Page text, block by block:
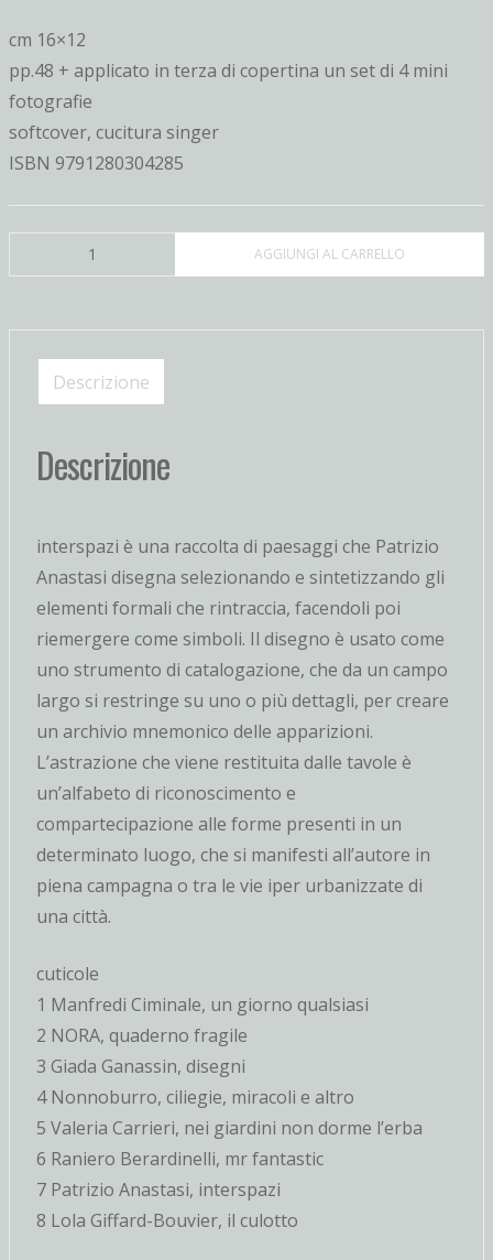
cm 16×12
pp.48 + applicato in terza di copertina un set di 4 mini
fotografie
softcover, cucitura singer
ISBN 9791280304285
AGGIUNGI AL CARRELLO
Descrizione
Descrizione
interspazi è una raccolta di paesaggi che Patrizio
Anastasi disegna selezionando e sintetizzando gli
elementi formali che rintraccia, facendoli poi
riemergere come simboli. Il disegno è usato come
uno strumento di catalogazione, che da un campo
largo si restringe su uno o più dettagli, per creare
un archivio mnemonico delle apparizioni.
L’astrazione che viene restituita dalle tavole è
un’alfabeto di riconoscimento e
compartecipazione alle forme presenti in un
determinato luogo, che si manifesti all’autore in
piena campagna o tra le vie iper urbanizzate di
una città.
cuticole
1 Manfredi Ciminale, un giorno qualsiasi
2 NORA, quaderno fragile
3 Giada Ganassin, disegni
4 Nonnoburro, ciliegie, miracoli e altro
5 Valeria Carrieri, nei giardini non dorme l’erba
6 Raniero Berardinelli, mr fantastic
7 Patrizio Anastasi, interspazi
8 Lola Giffard-Bouvier, il culotto